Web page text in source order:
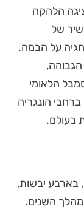
הלהקה
של
חגיה על הבמה.
הלאומי
הונגריה
בעולם.
בארבע יבשות,
השנים.